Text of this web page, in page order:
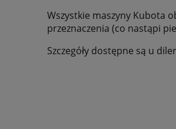
Wszystkie maszyny Kubota
przeznaczenia (co nastąpi
Szczegóły dostępne są u